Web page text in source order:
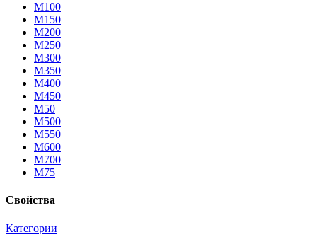
М100
М150
М200
М250
М300
М350
М400
М450
М50
М500
М550
М600
М700
М75
Свойства
Категории